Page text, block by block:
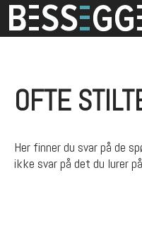
OFTE
Her finner du svar på de
ikke svar på det du lurer